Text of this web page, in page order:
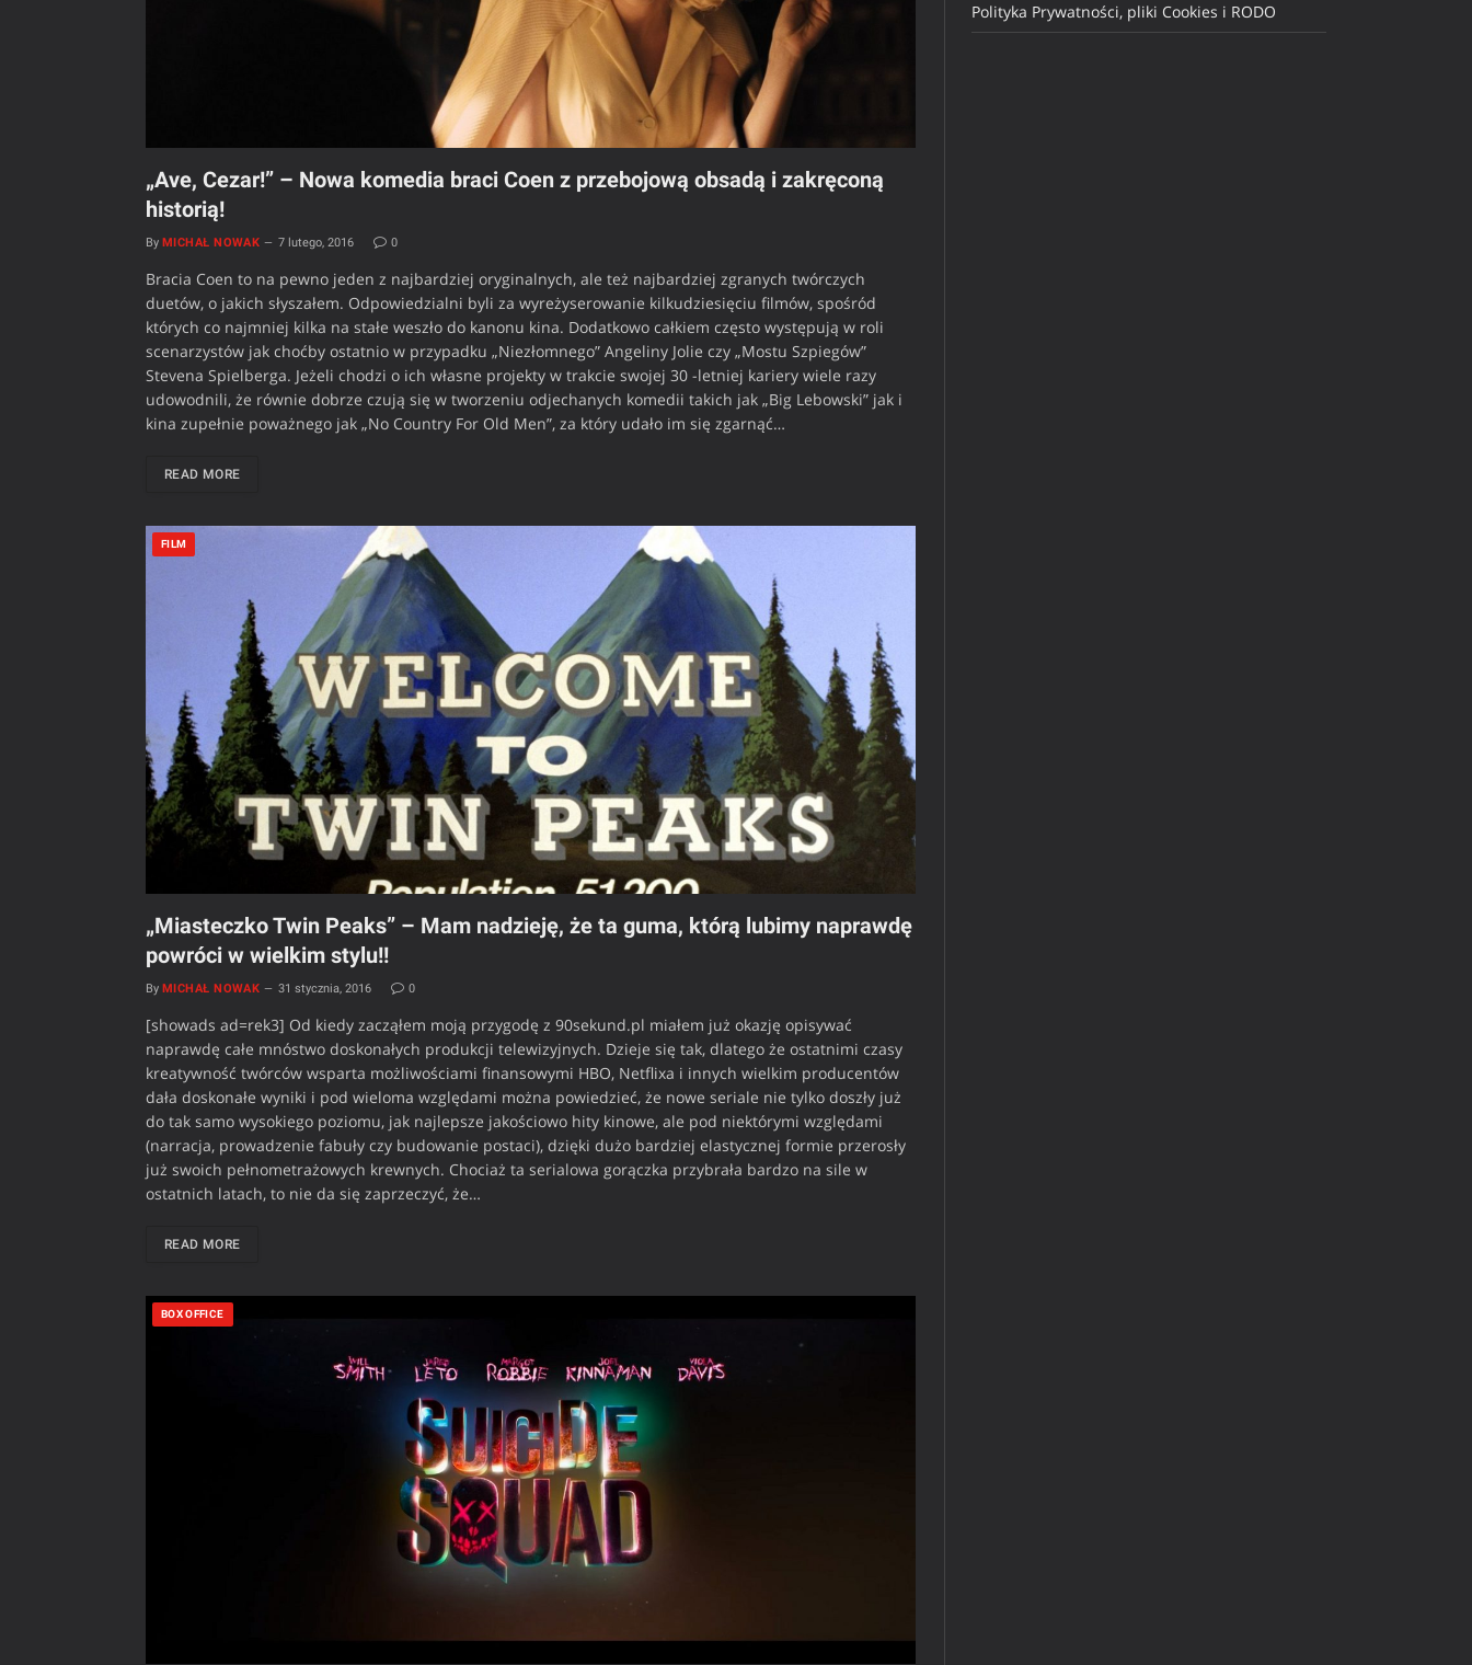
„Ave, Cezar!” – Nowa komedia braci Coen z przebojową obsadą i zakręconą
historią!
By MICHAŁ NOWAK 7 lutego, 2016 0
Bracia Coen to na pewno jeden z najbardziej oryginalnych, ale też najbardziej zgranych twórczych
duetów, o jakich słyszałem. Odpowiedzialni byli za wyreżyserowanie kilkudziesięciu filmów, spośród
których co najmniej kilka na stałe weszło do kanonu kina. Dodatkowo całkiem często występują w roli
scenarzystów jak choćby ostatnio w przypadku „Niezłomnego” Angeliny Jolie czy „Mostu Szpiegów”
Stevena Spielberga. Jeżeli chodzi o ich własne projekty w trakcie swojej 30 -letniej kariery wiele razy
udowodnili, że równie dobrze czują się w tworzeniu odjechanych komedii takich jak „Big Lebowski” jak i
kina zupełnie poważnego jak „No Country For Old Men”, za który udało im się zgarnąć…
READ MORE
FILM
„Miasteczko Twin Peaks” – Mam nadzieję, że ta guma, którą lubimy naprawdę
powróci w wielkim stylu!!
By MICHAŁ NOWAK 31 stycznia, 2016 0
[showads ad=rek3] Od kiedy zacząłem moją przygodę z 90sekund.pl miałem już okazję opisywać
naprawdę całe mnóstwo doskonałych produkcji telewizyjnych. Dzieje się tak, dlatego że ostatnimi czasy
kreatywność twórców wsparta możliwościami finansowymi HBO, Netflixa i innych wielkim producentów
dała doskonałe wyniki i pod wieloma względami można powiedzieć, że nowe seriale nie tylko doszły już
do tak samo wysokiego poziomu, jak najlepsze jakościowo hity kinowe, ale pod niektórymi względami
(narracja, prowadzenie fabuły czy budowanie postaci), dzięki dużo bardziej elastycznej formie przerosły
już swoich pełnometrażowych krewnych. Chociaż ta serialowa gorączka przybrała bardzo na sile w
ostatnich latach, to nie da się zaprzeczyć, że…
READ MORE
BOX OFFICE
Polityka Prywatności, pliki Cookies i RODO